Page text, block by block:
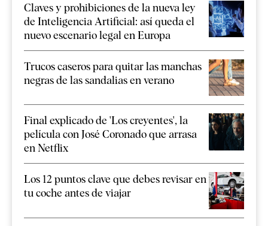
Claves y prohibiciones de la nueva ley
de Inteligencia Artificial: así queda el
nuevo escenario legal en Europa
Trucos caseros para quitar las manchas
negras de las sandalias en verano
Final explicado de 'Los creyentes', la
película con José Coronado que arrasa
en Netflix
Los 12 puntos clave que debes revisar en
tu coche antes de viajar